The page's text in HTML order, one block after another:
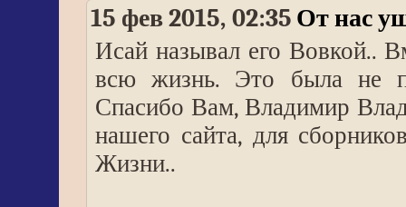
15 фев 2015, 02:35 От нас
Исай называл его Вовкой..
всю жизнь. Это была не
Спасибо Вам, Владимир
нашего сайта, для
Жизни..